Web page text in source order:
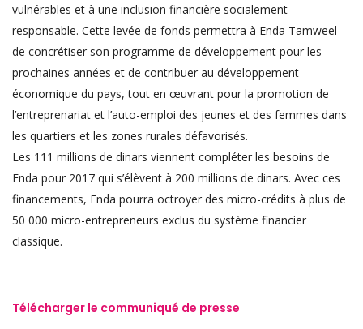
vulnérables et à une inclusion financière socialement
responsable. Cette levée de fonds permettra à Enda Tamweel
de concrétiser son programme de développement pour les
prochaines années et de contribuer au développement
économique du pays, tout en œuvrant pour la promotion de
l’entreprenariat et l’auto-emploi des jeunes et des femmes dans
les quartiers et les zones rurales défavorisés.
Les 111 millions de dinars viennent compléter les besoins de
Enda pour 2017 qui s’élèvent à 200 millions de dinars. Avec ces
financements, Enda pourra octroyer des micro-crédits à plus de
50 000 micro-entrepreneurs exclus du système financier
classique.
Télécharger le communiqué de presse